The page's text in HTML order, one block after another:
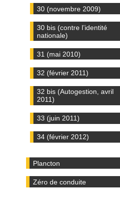
30 (novembre 2009)
30 bis (contre l’identité
nationale)
31 (mai 2010)
32 (février 2011)
32 bis (Autogestion, avril
2011)
33 (juin 2011)
34 (février 2012)
Plancton
Zéro de conduite